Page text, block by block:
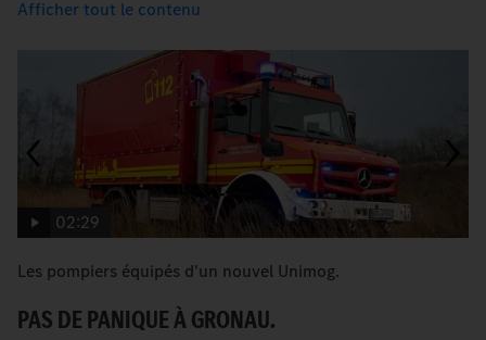
Afficher tout le contenu
02:29
Les pompiers équipés d'un nouvel Unimog.
PAS DE PANIQUE À GRONAU.